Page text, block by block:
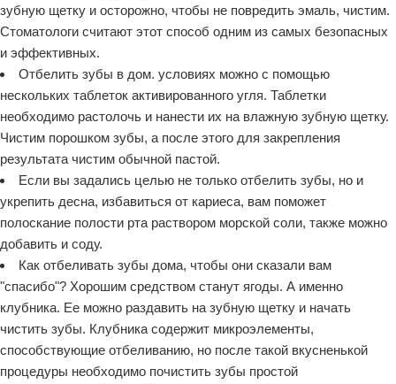
зубную щетку и осторожно, чтобы не повредить эмаль, чистим.
Стоматологи считают этот способ одним из самых безопасных
и эффективных.
Отбелить зубы в дом. условиях можно с помощью
нескольких таблеток активированного угля. Таблетки
необходимо растолочь и нанести их на влажную зубную щетку.
Чистим порошком зубы, а после этого для закрепления
результата чистим обычной пастой.
Если вы задались целью не только отбелить зубы, но и
укрепить десна, избавиться от кариеса, вам поможет
полоскание полости рта раствором морской соли, также можно
добавить и соду.
Как отбеливать зубы дома, чтобы они сказали вам
"спасибо"? Хорошим средством станут ягоды. А именно
клубника. Ее можно раздавить на зубную щетку и начать
чистить зубы. Клубника содержит микроэлементы,
способствующие отбеливанию, но после такой вкусненькой
процедуры необходимо почистить зубы простой